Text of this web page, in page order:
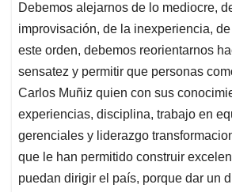
Debemos alejarnos de lo mediocre,
improvisación, de la inexperiencia,
este orden, debemos reorientarnos
sensatez y permitir que personas
Carlos Muñiz quien con sus
experiencias, disciplina, trabajo en
gerenciales y liderazgo
que le han permitido construir
puedan dirigir el país, porque dar un